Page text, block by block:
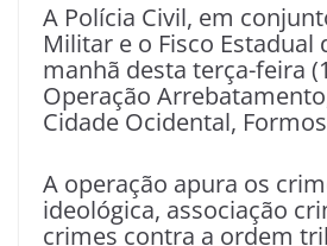
A Polícia Civil, em
Militar e o Fisco Estadual
manhã desta terça-feira
Operação
Cidade Ocidental,
A operação apura os
ideológica, associação
crimes contra a ordem